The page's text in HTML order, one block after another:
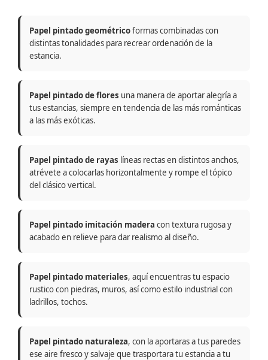
Papel pintado geométricoformas combinadas con
distintas tonalidades para recrear ordenación de la
estancia.
Papel pintado de flores una manera de aportar alegría a
tus estancias, siempre en tendencia de las más románticas
a las más exóticas.
Papel pintado de rayas líneas rectas en distintos anchos,
atrévete a colocarlas horizontalmente y rompe el tópico
del clásico vertical.
Papel pintado imitación madera con textura rugosa y
acabado en relieve para dar realismo al diseño.
Papel pintado materiales, aquí encuentras tu espacio
rustico con piedras, muros, así como estilo industrial con
ladrillos, tochos.
Papel pintado naturaleza, con la aportaras a tus paredes
ese aire fresco y salvaje que trasportara tu estancia a tu